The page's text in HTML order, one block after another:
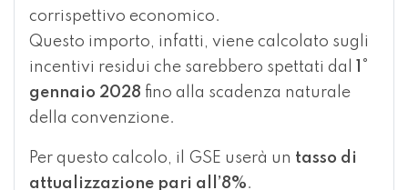
corrispettivo economico.
Questo importo, infatti, viene calcolato sugli
incentivi residui che sarebbero spettati dal
1°
gennaio 2028 fino alla scadenza naturale
della convenzione.
Per questo calcolo, il GSE userà un tasso di
attualizzazione pari all’8%.